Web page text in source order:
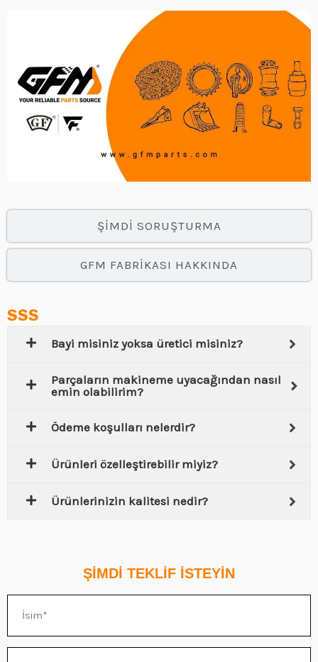
ŞIMDI SORUŞTURMA
GFM FABRIKASI HAKKINDA
SSS
Bayi misiniz yoksa üretici misiniz?
Parçaların makineme uyacağından nasıl
emin olabilirim?
Ödeme koşulları nelerdir?
Ürünleri özelleştirebilir miyiz?
Ürünlerinizin kalitesi nedir?
ŞİMDİ TEKLİF İSTEYİN